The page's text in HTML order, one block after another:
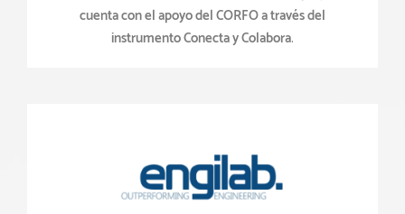
cuenta con el apoyo del CORFO a través del
instrumento Conecta y Colabora.